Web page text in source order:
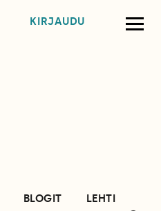
KIRJAUDU
BLOGIT
LEHTI